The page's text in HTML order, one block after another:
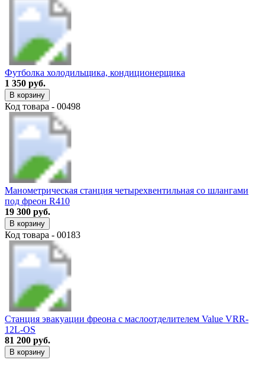
Футболка холодильщика, кондиционерщика
1 350 руб.
В корзину
Код товара - 00498
Манометрическая станция четырехвентильная со шлангами
под фреон R410
19 300 руб.
В корзину
Код товара - 00183
Станция эвакуации фреона с маслоотделителем Value VRR-
12L-OS
81 200 руб.
В корзину